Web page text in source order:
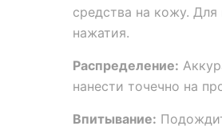
средства на кожу.
нажатия.
Распределение:
нанести точечно на
Впитывание: